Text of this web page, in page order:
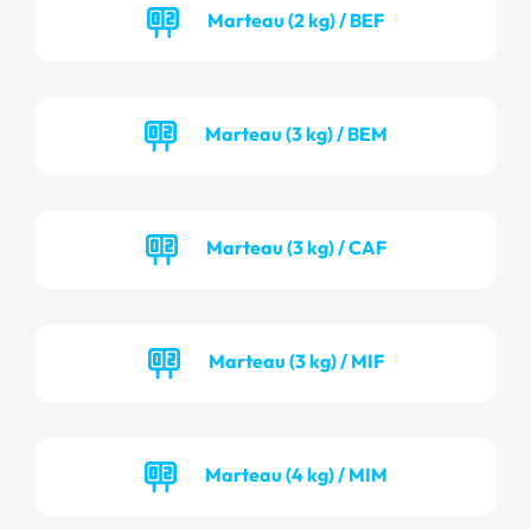
Marteau (2 kg) / BEF
Marteau (3 kg) / BEM
Marteau (3 kg) / CAF
Marteau (3 kg) / MIF
Marteau (4 kg) / MIM